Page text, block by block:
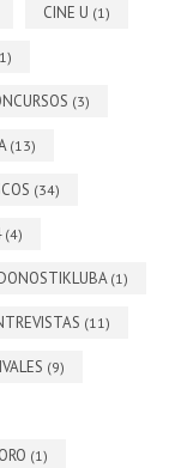
CINE U (1)
(3)
(13)
(34)
(4)
(1)
(11)
(9)
(1)